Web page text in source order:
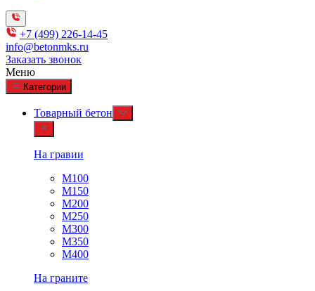
+7 (499) 226-14-45
info@betonmks.ru
Заказать звонок
Меню
Категории
Товарный бетон
На гравии
М100
М150
М200
М250
М300
М350
М400
На граните